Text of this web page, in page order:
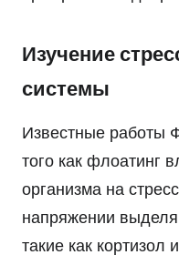
Изучение
системы
Известные работы
того как флоатинг
организма на
напряжении
такие как кортизол